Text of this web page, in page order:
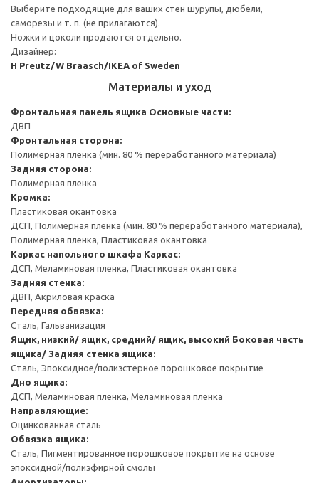
Выберите подходящие для ваших стен шурупы, дюбели,
саморезы и т. п. (не прилагаются).
Ножки и цоколи продаются отдельно.
Дизайнер:
H Preutz/W Braasch/IKEA of Sweden
Материалы и уход
Фронтальная панель ящика Основные части:
ДВП
Фронтальная сторона:
Полимерная пленка (мин. 80 % переработанного материала)
Задняя сторона:
Полимерная пленка
Кромка:
Пластиковая окантовка
ДСП, Полимерная пленка (мин. 80 % переработанного материала),
Полимерная пленка, Пластиковая окантовка
Каркас напольного шкафа Каркас:
ДСП, Меламиновая пленка, Пластиковая окантовка
Задняя стенка:
ДВП, Акриловая краска
Передняя обвязка:
Сталь, Гальванизация
Ящик, низкий/ ящик, средний/ ящик, высокий Боковая часть
ящика/ Задняя стенка ящика:
Сталь, Эпоксидное/полиэстерное порошковое покрытие
Дно ящика:
ДСП, Меламиновая пленка, Меламиновая пленка
Направляющие:
Оцинкованная сталь
Обвязка ящика:
Сталь, Пигментированное порошковое покрытие на основе
эпоксидной/полиэфирной смолы